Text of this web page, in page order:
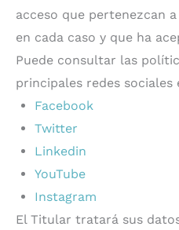
acceso que pertenezcan
en cada caso y que ha
Puede consultar las
principales redes sociales
Facebook
Twitter
Linkedin
YouTube
Instagram
El Titular tratará sus